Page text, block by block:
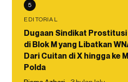
5
EDITORIAL
Dugaan Sindikat Prostitusi
di Blok M yang Libatkan
Dari Cuitan di X hingga ke
Polda